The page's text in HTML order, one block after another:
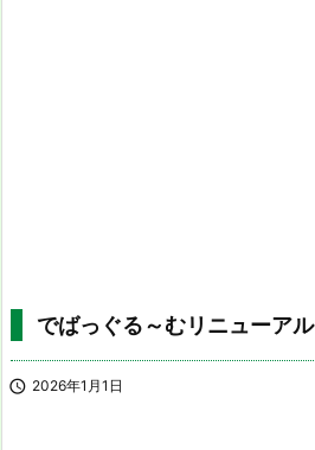
でばっぐる～むリニューアル
 2026年1月1日